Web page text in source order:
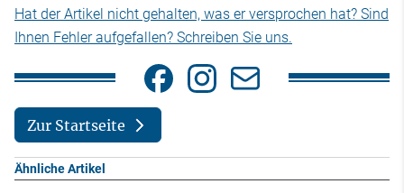
Hat der Artikel nicht gehalten, was er versprochen hat? Sind
Ihnen Fehler aufgefallen? Schreiben Sie uns.
Zur Startseite
Ähnliche Artikel